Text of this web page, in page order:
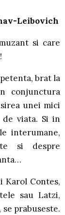
Leibovich
si care
brat la
conjunctura
unei mici
viata. Si in
interumane,
si despre
Karol Contes,
sau Latzi,
prabuseste.